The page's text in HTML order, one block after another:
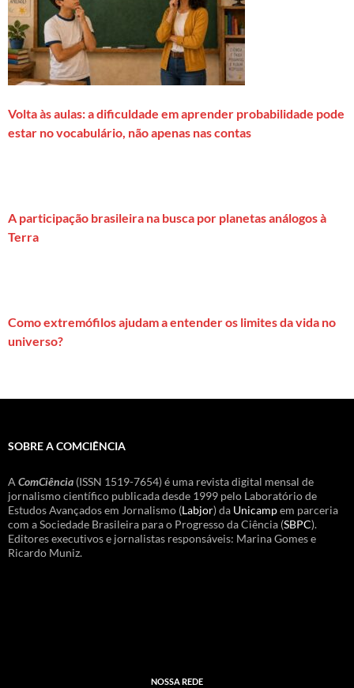
Volta às aulas: a dificuldade em aprender probabilidade pode
estar no vocabulário, não apenas nas contas
A participação brasileira na busca por planetas análogos à
Terra
Como extremófilos ajudam a entender os limites da vida no
universo?
SOBRE A COMCIÊNCIA
A ComCiência (ISSN 1519-7654) é uma revista digital mensal de
jornalismo científico publicada desde 1999 pelo Laboratório de
Estudos Avançados em Jornalismo (Labjor) da Unicampem parceria
com a Sociedade Brasileira para o Progresso da Ciência (SBPC).
Editores executivos e jornalistas responsáveis: Marina Gomes e
Ricardo Muniz.
NOSSA REDE